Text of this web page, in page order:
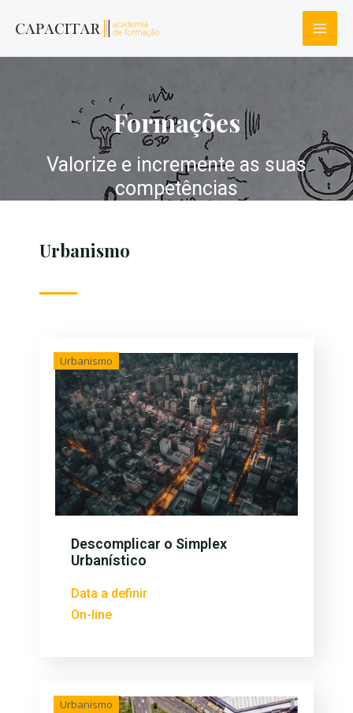
Formações
Valorize e incremente as suas
competências​
Urbanismo
Urbanismo
Descomplicar o Simplex
Urbanístico
Data a definir
On-line
Urbanismo